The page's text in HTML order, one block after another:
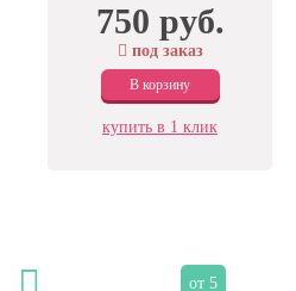
750 руб.
под заказ
В корзину
купить в 1 клик
от 5